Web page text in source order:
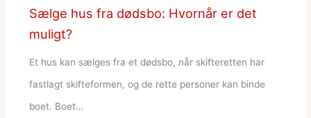
Sælge hus fra dødsbo: Hvornår er det
muligt?
Et hus kan sælges fra et dødsbo, når skifteretten har
fastlagt skifteformen, og de rette personer kan binde
boet. Boet…